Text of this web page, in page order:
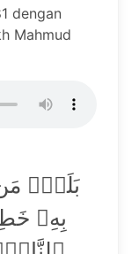
dengan
Mahmud
بَلَىٰۚ
بِهِۦ